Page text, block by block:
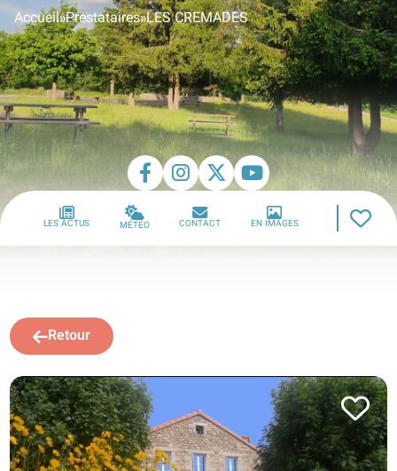
Accueil»Prestataires»LES CREMADES
LES ACTUS MÉTÉO CONTACT EN IMAGES
Retour